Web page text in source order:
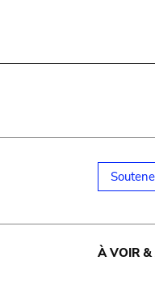
À VOIR &